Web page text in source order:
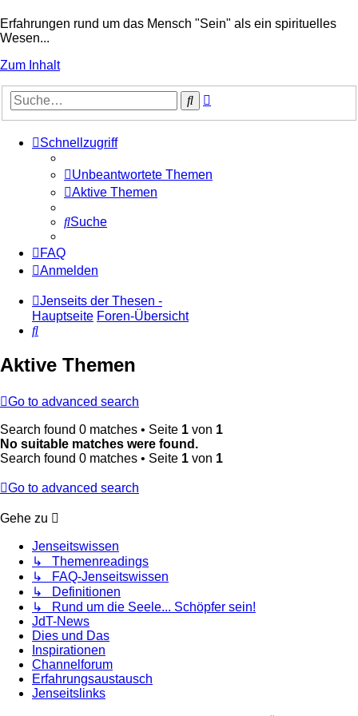
Erfahrungen rund um das Mensch "Sein" als ein spirituelles
Wesen...
Zum Inhalt
Suche
Schnellzugriff
Unbeantwortete Themen
Aktive Themen
Suche
FAQ
Anmelden
Jenseits der Thesen -
Hauptseite Foren-Übersicht
Suche
Aktive Themen
Go to advanced search
Search found 0 matches • Seite 1 von 1
No suitable matches were found.
Search found 0 matches • Seite 1 von 1
Go to advanced search
Gehe zu
Jenseitswissen
↳ Themenreadings
↳ FAQ-Jenseitswissen
↳ Definitionen
↳ Rund um die Seele... Schöpfer sein!
JdT-News
Dies und Das
Inspirationen
Channelforum
Erfahrungsaustausch
Jenseitslinks